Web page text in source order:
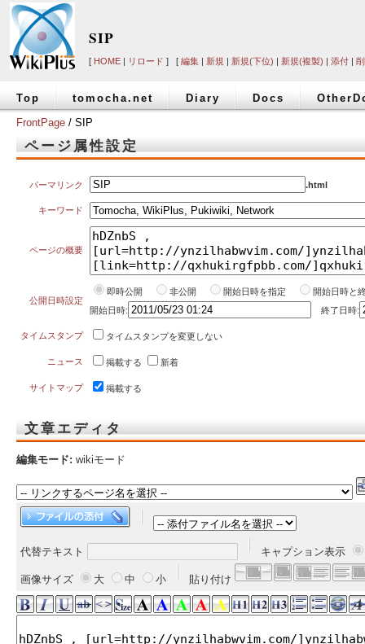
SIP
[ HOME | リロード ] [ 編集 | 新規 | 新規(下位) | 新規(複製) | 添付 |
Top tomocha.net Diary Docs
FrontPage / SIP
ページ属性設定
パーマリンク .html
キーワード
ページの概要
公開日時設定
即時公開 非公開 開始日時を指定
開始日時と
開始日時:
終了日時:
タイムスタンプ タイムスタンプを変更しない
ニュース 掲載する 新着
サイトマップ 掲載する
文章エディタ
編集モード: wikiモード
代替テキスト キャプション表示
画像サイズ 大 中 小 貼り付け